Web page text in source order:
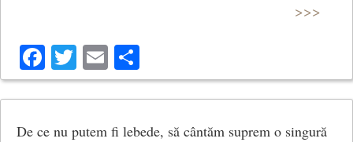
>>>
Facebook
Twitter
Email
De ce nu putem fi lebede, să cântăm suprem o singură